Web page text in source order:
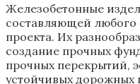
Железобетонные
составляющей любого
проекта. Их
создание прочных
прочных перекрытий,
устойчивых дорожных